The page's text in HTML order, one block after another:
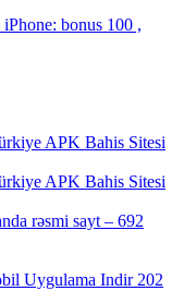
bonus 100 ,
APK Bahis Sitesi
APK Bahis Sitesi
rəsmi sayt – 692
Uygulama Indir 202